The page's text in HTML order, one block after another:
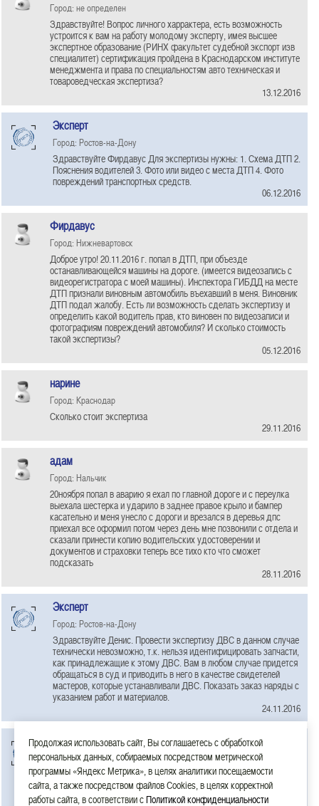
Город: не определен
Здравствуйте! Вопрос личного харрактера, есть возможность
устроится к вам на работу молодому эксперту, имея высшее
экспертное образование (РИНХ факультет судебной экспорт изв
специалитет) сертификация пройдена в Краснодарском институте
менеджмента и права по специальностям авто техническая и
товароведческая экспертиза?
13.12.2016
Эксперт
Город: Ростов-на-Дону
Здравствуйте Фирдавус Для экспертизы нужны: 1. Схема ДТП 2.
Пояснения водителей 3. Фото или видео с места ДТП 4. Фото
повреждений транспортных средств.
06.12.2016
Фирдавус
Город: Нижневартовск
Доброе утро! 20.11.2016 г. попал в ДТП, при объезде
останавливающейся машины на дороге. (имеется видеозапись с
видеорегистратора с моей машины). Инспектора ГИБДД на месте
ДТП признали виновным автомобиль въехавший в меня. Виновник
ДТП подал жалобу. Есть ли возможность сделать экспертизу и
определить какой водитель прав, кто виновен по видеозаписи и
фотографиям повреждений автомобиля? И сколько стоимость
такой экспертизы?
05.12.2016
нарине
Город: Краснодар
Сколько стоит экспертиза
29.11.2016
адам
Город: Нальчик
20ноября попал в аварию я ехал по главной дороге и с переулка
выехала шестерка и ударило в заднее правое крыло и бампер
касательно и меня унесло с дороги и врезался в деревья дпс
приехал все оформил потом через день мне позвонили с отдела и
сказали принести копию водительских удостоверении и
документов и страховки теперь все тихо кто что сможет
подсказать
28.11.2016
Эксперт
Город: Ростов-на-Дону
Здравствуйте Денис. Провести экспертизу ДВС в данном случае
технически невозможно, т.к. нельзя идентифицировать запчасти,
как принадлежащие к этому ДВС. Вам в любом случае придется
обращаться в суд и приводить в него в качестве свидетелей
мастеров, которые устанавливали ДВС. Показать заказ наряды с
указанием работ и материалов.
24.11.2016
Эксперт
Город: Ростов-на-Дону
Здравствуйте Майя. Мы готовы к сотрудничеству, находимся в
г.Ростове-на-Дону
22.11.2016
Продолжая использовать сайт, Вы соглашаетесь с обработкой
персональных данных, собираемых посредством метрической
программы «Яндекс Метрика», в целях аналитики посещаемости
сайта, а также посредством файлов Cookies, в целях корректной
работы сайта, в соответствии сПолитикой конфиденциальности